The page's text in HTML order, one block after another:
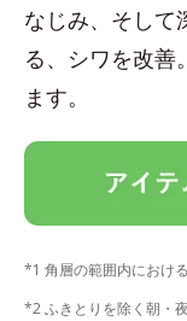
なじみ、そして
る、シワを改善
ます。
*1 角層の範囲内におけ
*2 ふきとりを除く朝・